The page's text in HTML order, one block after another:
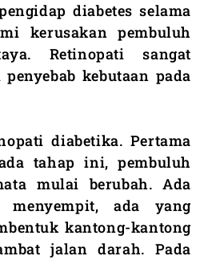
diabetes selama
kerusakan pembuluh
Retinopati sangat
kebutaan pada
diabetika. Pertama
tahap ini, pembuluh
mulai berubah. Ada
ada yang
kantong-kantong
jalan darah. Pada